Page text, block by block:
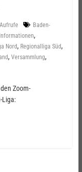
Baden-
Informationen,
Nord, Regionalliga Süd,
, Versammlung,
Zoom-
Liga: